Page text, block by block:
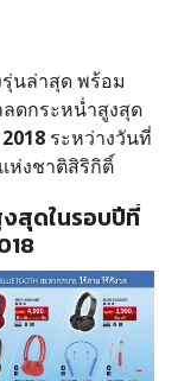
นล่าสุด พร้อม
ดกระหน่ำสูงสุด
ระหว่างวันที่
ห่งชาติสิริกิติ์
งสุดในรอบปีที่